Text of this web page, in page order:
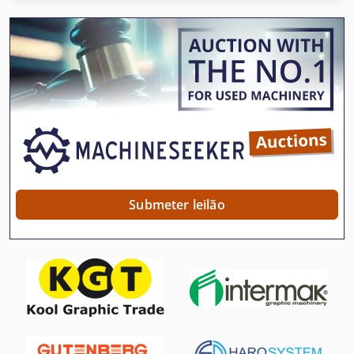
Impressoras Da Caixa
Impressão Digital
Maquina De Etiquetar
Maquina De Impressao Tipografica
Maquina De Impressão
Maquina De Impressão Digital
Maquina De Rotulagem
Máquina De Etiquetas
Submeter leilão